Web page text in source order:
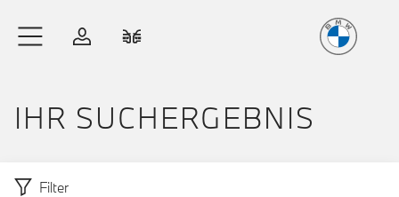
Anmelden
IHR SUCH­ERGEBNIS
Filter